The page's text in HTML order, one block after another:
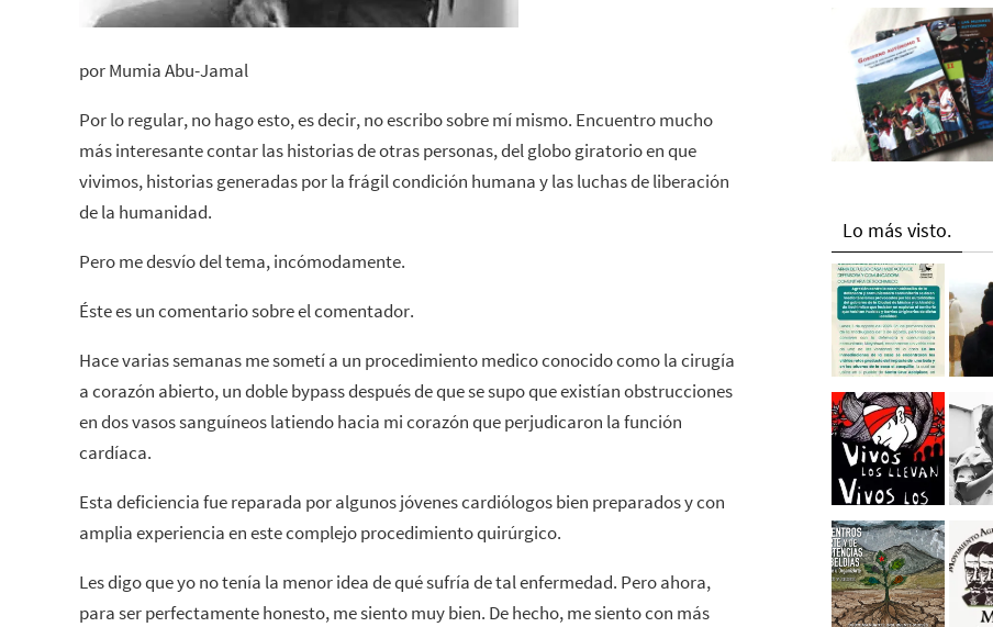
por Mumia Abu-Jamal
Por lo regular, no hago esto, es decir, no escribo sobre mí mismo. Encuentro mucho
más interesante contar las historias de otras personas, del globo giratorio en que
vivimos, historias generadas por la frágil condición humana y las luchas de liberación
de la humanidad.
Pero me desvío del tema, incómodamente.
Éste es un comentario sobre el comentador.
Hace varias semanas me sometí a un procedimiento medico conocido como la cirugía
a corazón abierto, un doble bypass después de que se supo que existían obstrucciones
en dos vasos sanguíneos latiendo hacia mi corazón que perjudicaron la función
cardíaca.
Esta deficiencia fue reparada por algunos jóvenes cardiólogos bien preparados y con
amplia experiencia en este complejo procedimiento quirúrgico.
Les digo que yo no tenía la menor idea de qué sufría de tal enfermedad. Pero ahora,
para ser perfectamente honesto, me siento muy bien. De hecho, me siento con más
Lo más visto.